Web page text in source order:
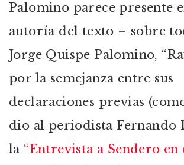
Palomino parece presente
autoría del texto – sobre
Jorge Quispe Palomino,
por la semejanza entre sus
declaraciones previas
dio al periodista Fernando
la “Entrevista a Sendero en